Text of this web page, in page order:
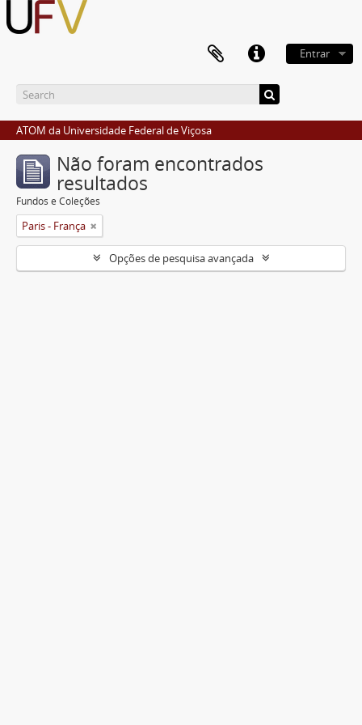
Entrar
ATOM da Universidade Federal de Viçosa
Não foram encontrados
resultados
Fundos e Coleções
Paris - França
Opções de pesquisa avançada